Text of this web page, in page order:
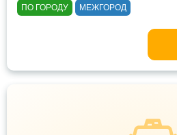
ПО ГОРОДУ МЕЖГОРОД